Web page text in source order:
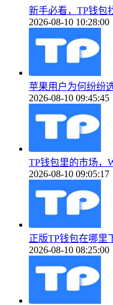
新手必看，TP钱包
2026-08-10 10:28:00
苹果用户为何纷纷
2026-08-10 09:45:45
TP钱包里的市场，
2026-08-10 09:05:17
正版TP钱包在哪里
2026-08-10 08:25:00